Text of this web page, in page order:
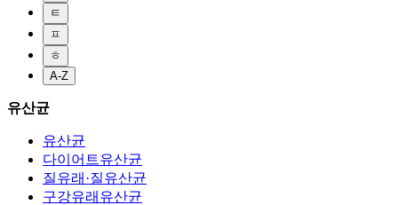
ㅌ
ㅍ
ㅎ
A-Z
유산균
유산균
다이어트유산균
질유래·질유산균
구강유래유산균